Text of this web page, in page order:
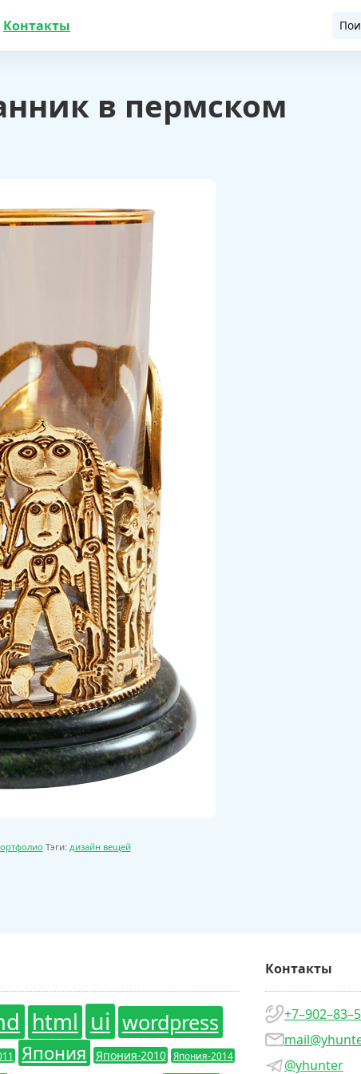
Контакты
в пермском
Тэги: дизайн вещей
html ui wordpress
Япония Япония-2010 Япония-2014
Контакты
@yhunter